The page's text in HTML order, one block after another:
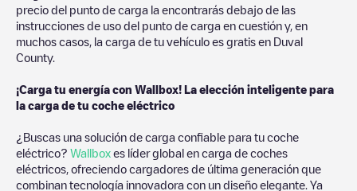
precio del punto de carga la encontrarás debajo de las
instrucciones de uso del punto de carga en cuestión y, en
muchos casos, la carga de tu vehículo es gratis en Duval
County.
¡Carga tu energía con Wallbox! La elección inteligente para
la carga de tu coche eléctrico
¿Buscas una solución de carga confiable para tu coche
eléctrico? Wallbox es líder global en carga de coches
eléctricos, ofreciendo cargadores de última generación que
combinan tecnología innovadora con un diseño elegante. Ya